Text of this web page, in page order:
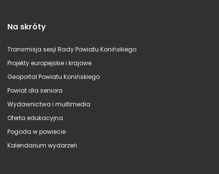
Na skróty
Transmisja sesji Rady Powiatu Konińskiego
Projekty europejskie i krajowe
Geoportal Powiatu Konińskiego
Powiat dla seniora
Wydawnictwa i multimedia
Oferta edukacyjna
Pogoda w powiecie
Kalendarium wydarzeń